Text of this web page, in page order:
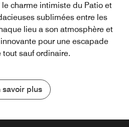
le charme intimiste du Patio et
sublimées entre les
lieu a son atmosphère et
pour une escapade
tout sauf ordinaire.
savoir plus